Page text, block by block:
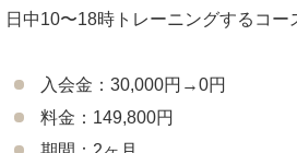
日中10〜18時トレーニングするコー
入会金：30,000円→0円
料金：149,800円